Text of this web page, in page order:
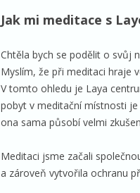
Jak mi meditace s
Chtěla bych se podělit o svůj
Myslím, že při meditaci hraje
V tomto ohledu je Laya
pobyt v meditační místnosti
ona sama působí velmi
Meditaci jsme začali
a zároveň vytvořila ochranu